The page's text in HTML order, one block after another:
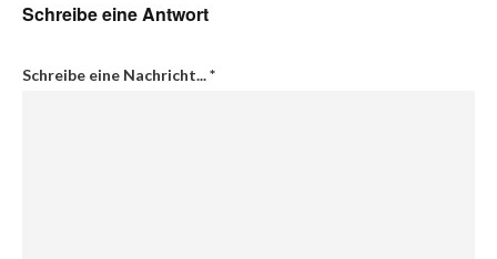
Schreibe eine Antwort
Schreibe eine Nachricht...*